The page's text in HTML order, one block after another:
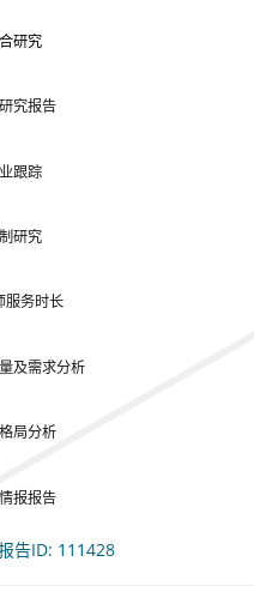
研究
究报告
跟踪
研究
服务时长
及需求分析
局分析
报报告
告ID: 111428